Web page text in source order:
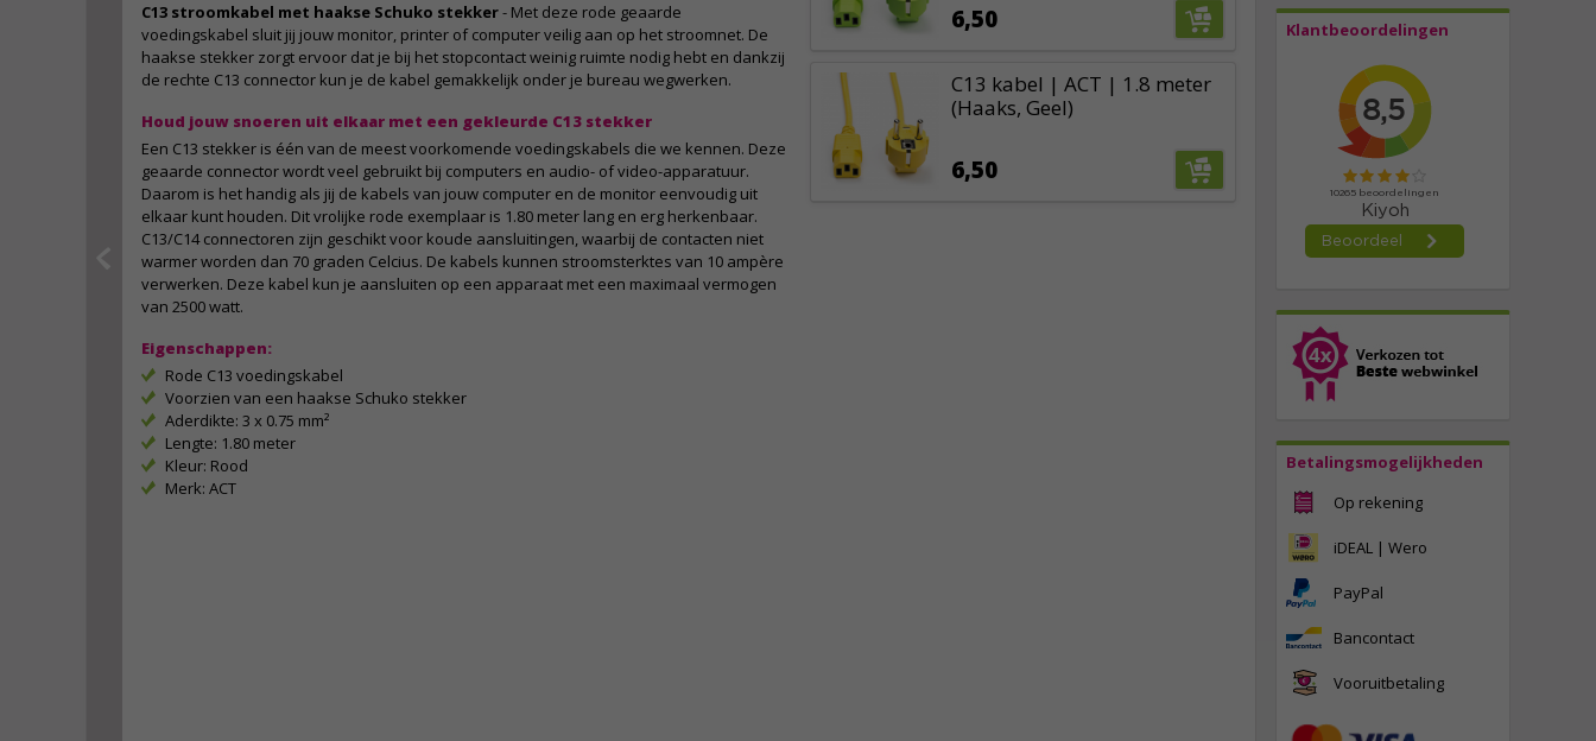
Klantbeoordelingen
Betalingsmogelijkheden
Op rekening
iDEAL | Wero
PayPal
Bancontact
Vooruitbetaling
C13 stroomkabel met haakse Schuko stekker- Met deze rode geaarde
voedingskabel sluit jij jouw monitor, printer of computer veilig aan op het stroomnet. De
haakse stekker zorgt ervoor dat je bij het stopcontact weinig ruimte nodig hebt en dankzij
de rechte C13 connector kun je de kabel gemakkelijk onder je bureau wegwerken.
Houd jouw snoeren uit elkaar met een gekleurde C13 stekker
Een C13 stekker is één van de meest voorkomende voedingskabels die we kennen. Deze
geaarde connector wordt veel gebruikt bij computers en audio- of video-apparatuur.
Daarom is het handig als jij de kabels van jouw computer en de monitor eenvoudig uit
elkaar kunt houden. Dit vrolijke rode exemplaar is 1.80 meter lang en erg herkenbaar.
C13/C14 connectoren zijn geschikt voor koude aansluitingen, waarbij de contacten niet
warmer worden dan 70 graden Celcius. De kabels kunnen stroomsterktes van 10 ampère
verwerken. Deze kabel kun je aansluiten op een apparaat met een maximaal vermogen
van 2500 watt.
Eigenschappen:
Rode C13 voedingskabel
Voorzien van een haakse Schuko stekker
Aderdikte: 3 x 0.75 mm²
Lengte: 1.80 meter
Kleur: Rood
Merk: ACT
6,50
C13 kabel | ACT | 1.8 meter
(Haaks, Geel)
6,50